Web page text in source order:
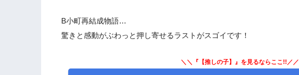
B小町再結成物語…
驚きと感動がぶわっと押し寄せるラストがスゴイです！
＼＼『【推しの子】』を見るならここ!!／／